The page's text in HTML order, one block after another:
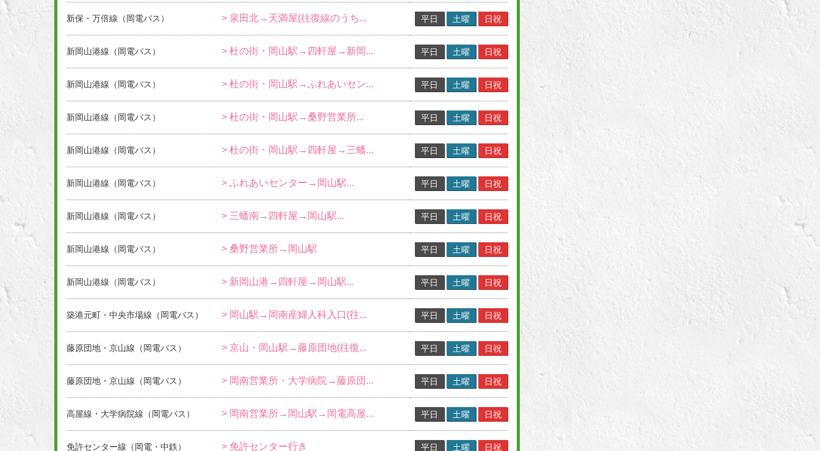
新保・万倍線（岡電バス） > 泉田北→天満屋(往復線のうち... 平日 土曜 日祝
新岡山港線（岡電バス） > 杜の街・岡山駅→四軒屋→新岡... 平日 土曜 日祝
新岡山港線（岡電バス） > 杜の街・岡山駅→ふれあいセン... 平日 土曜 日祝
新岡山港線（岡電バス） > 杜の街・岡山駅→桑野営業所... 平日 土曜 日祝
新岡山港線（岡電バス） > 杜の街・岡山駅→四軒屋→三蟠... 平日 土曜 日祝
新岡山港線（岡電バス） > ふれあいセンター→岡山駅... 平日 土曜 日祝
新岡山港線（岡電バス） > 三蟠南→四軒屋→岡山駅... 平日 土曜 日祝
新岡山港線（岡電バス） > 桑野営業所→岡山駅 平日 土曜 日祝
新岡山港線（岡電バス） > 新岡山港→四軒屋→岡山駅... 平日 土曜 日祝
築港元町・中央市場線（岡電バス） > 岡山駅→岡南産婦人科入口(往... 平日 土曜 日祝
藤原団地・京山線（岡電バス） > 京山・岡山駅→藤原団地(往復... 平日 土曜 日祝
藤原団地・京山線（岡電バス） > 岡南営業所・大学病院→藤原団... 平日 土曜 日祝
高屋線・大学病院線（岡電バス） > 岡南営業所→岡山駅→岡電高屋... 平日 土曜 日祝
免許センター線（岡電・中鉄） > 免許センター行き 平日 土曜 日祝